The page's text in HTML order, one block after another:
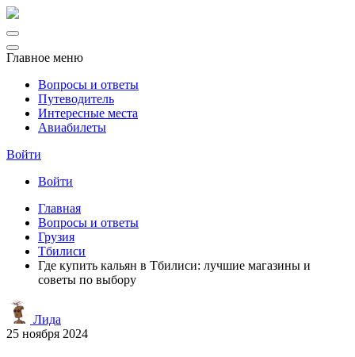
Главное меню
Вопросы и ответы
Путеводитель
Интересные места
Авиабилеты
Войти
Войти
Главная
Вопросы и ответы
Грузия
Тбилиси
Где купить кальян в Тбилиси: лучшие магазины и
советы по выбору
Лида
25 ноября 2024